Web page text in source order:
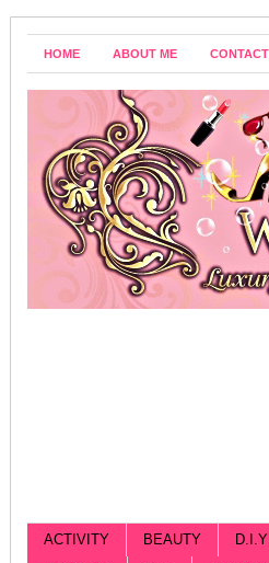
HOME ABOUT ME
ACTIVITY BEAUTY D.I.Y